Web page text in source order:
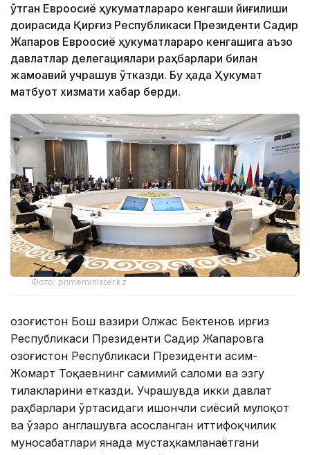
ўтган Евроосиё ҳукуматлараро кенгаши йиғилиши
доирасида Қирғиз Республикаси Президенти Садир
Жапаров Евроосиё ҳукуматлараро кенгашига аъзо
давлатлар делегациялари раҳбарлари билан
жамоавий учрашув ўтказди. Бу ҳақда Ҳукумат
матбуот хизмати хабар берди.
Фото: primeminister.kz
Қозоғистон Бош вазири Олжас Бектенов Қирғиз
Республикаси Президенти Садир Жапаровга
Қозоғистон Республикаси Президенти Қасим-
Жомарт Тоқаевнинг самимий саломи ва эзгу
тилакларини етказди. Учрашувда икки давлат
раҳбарлари ўртасидаги ишончли сиёсий мулоқот
ва ўзаро англашувга асосланган иттифоқчилик
муносабатлари янада мустаҳкамланаётгани